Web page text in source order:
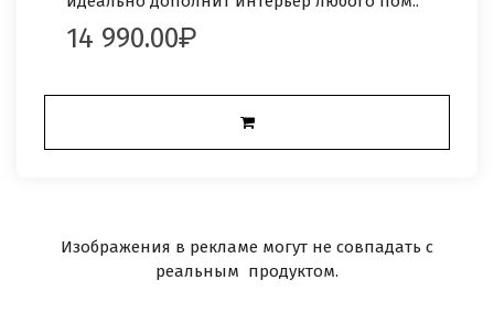
14 990.00
Изображения в рекламе могут не совпадать с
реальным продуктом.